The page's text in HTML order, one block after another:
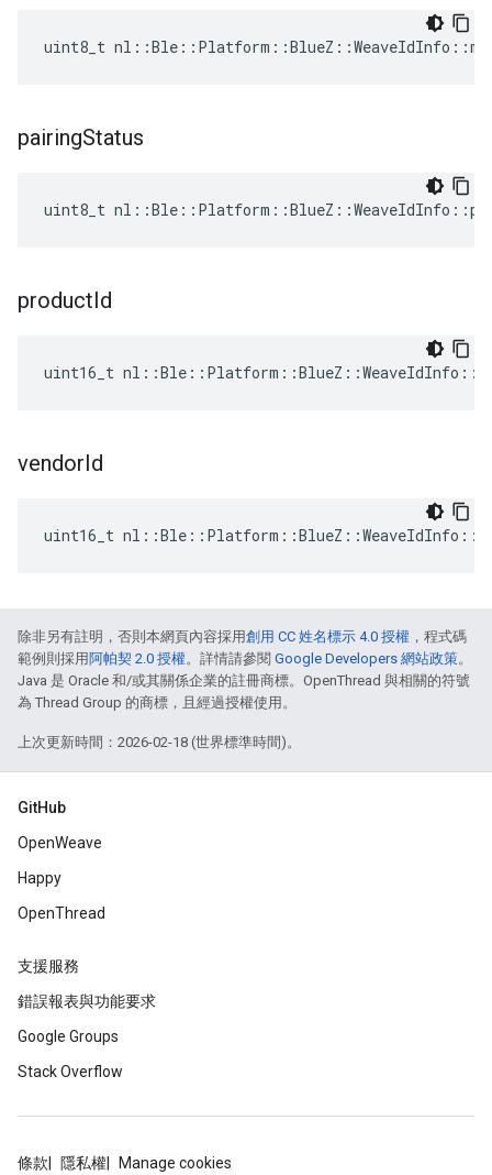
uint8_t
pairingStatus
uint8_t
productId
uint16_t
vendorId
uint16_t
除非另有註明，否則本網頁內容採用創用 CC 姓名標示 4.0 授權 ，程式碼
範例則採用 阿帕契 2.0 授權。詳情請參閱 Google Developers 網站政策。
Java 是 Oracle 和/或其關係企業的註冊商標。OpenThread 與相關的符號
為 Thread Group 的商標，且經過授權使用。
上次更新時間：2026-02-18 (世界標準時間)。
GitHub
OpenWeave
Happy
OpenThread
支援服務
錯誤報表與功能要求
Google Groups
Stack Overflow
條款 隱私權 Manage cookies